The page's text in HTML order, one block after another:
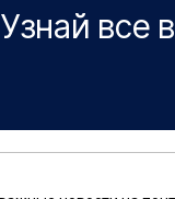
Узнай все в